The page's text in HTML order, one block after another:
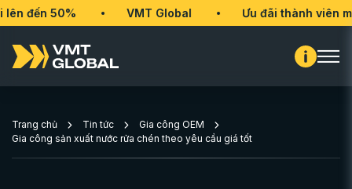
50% VMT Global Ưu đãi thành viên mới lên
Trang chủ Tin tức
Gia công OEM
Gia công sản xuất nước rửa chén theo yêu cầu giá tốt